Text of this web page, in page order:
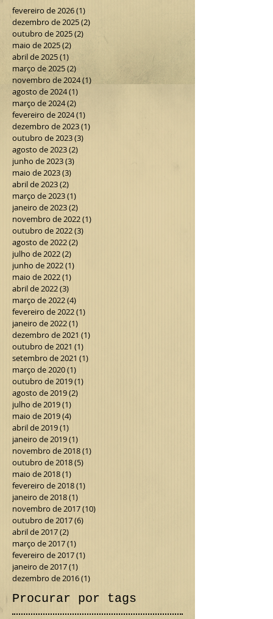
fevereiro de 2026(1)
dezembro de 2025(2)
outubro de 2025(2)
maio de 2025(2)
abril de 2025(1)
março de 2025(2)
novembro de 2024(1)
agosto de 2024(1)
março de 2024(2)
fevereiro de 2024(1)
dezembro de 2023(1)
outubro de 2023(3)
agosto de 2023(2)
junho de 2023(3)
maio de 2023(3)
abril de 2023(2)
março de 2023(1)
janeiro de 2023(2)
novembro de 2022(1)
outubro de 2022(3)
agosto de 2022(2)
julho de 2022(2)
junho de 2022(1)
maio de 2022(1)
abril de 2022(3)
março de 2022(4)
fevereiro de 2022(1)
janeiro de 2022(1)
dezembro de 2021 (1)
outubro de 2021 (1)
setembro de 2021 (1)
março de 2020(1)
outubro de 2019(1)
agosto de 2019(2)
julho de 2019(1)
maio de 2019(4)
abril de 2019(1)
janeiro de 2019(1)
novembro de 2018(1)
outubro de 2018(5)
maio de 2018(1)
fevereiro de 2018(1)
janeiro de 2018(1)
novembro de 2017(10)
outubro de 2017(6)
abril de 2017(2)
março de 2017(1)
fevereiro de 2017(1)
janeiro de 2017(1)
dezembro de 2016(1)
Procurar por tags